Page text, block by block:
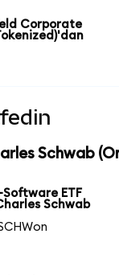
Corporate
Schwab
ETF
Schwab